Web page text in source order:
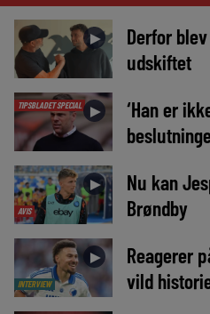
►
Derfor
udskiftet
TIPSBLADET SPECIAL ►
‘Han er
AVIS
►
Nu kan
Brøndby
INTERVIEW
►
Reagerer
vild